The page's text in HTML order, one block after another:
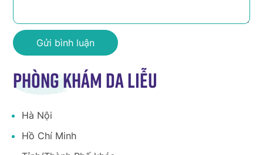
Phòng khám da liễu
Hà Nội
Hồ Chí Minh